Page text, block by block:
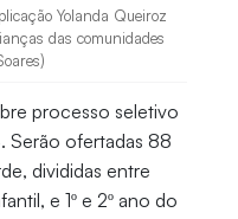
Yolanda Queiroz
das comunidades
processo seletivo
Serão ofertadas 88
divididas entre
e 1º e 2º ano do